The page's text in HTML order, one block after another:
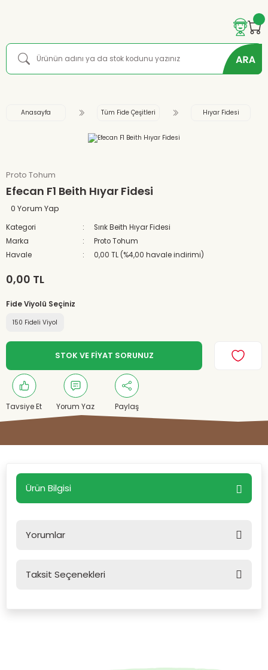
Anasayfa Tüm Fide Çeşitleri Hıyar Fidesi
Proto Tohum
Efecan F1 Beith Hıyar Fidesi
0 Yorum Yap
Kategori
Sırık Beith Hıyar Fidesi
Marka
Proto Tohum
Havale
0,00 TL (%4,00 havale indirimi)
0,00 TL
Fide Viyolü Seçiniz
150 Fideli Viyol
STOK VE FİYAT SORUNUZ
Tavsiye Et Yorum Yaz Paylaş
Ürün Bilgisi
Yorumlar
Taksit Seçenekleri